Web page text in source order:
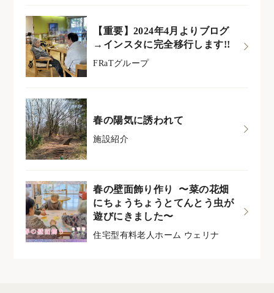
【重要】2024年4月よりブログ
→インスタに完全移行します!!
FRaTグループ
春の陽気に誘われて
施設紹介
春の壁面飾り作り 〜菜の花畑
にちょうちょうとてんとう虫が
遊びにきました〜
住宅型有料老人ホーム ウェリナ